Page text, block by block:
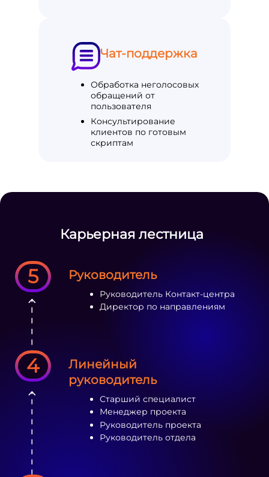
Чат-поддержка
Обработка неголосовых
обращений от
пользователя
Консультирование
клиентов по готовым
скриптам
Карьерная лестница
4
5
Линейный
руководитель
Старший специалист
Менеджер проекта
Руководитель проекта
Руководитель отдела
Руководитель
Руководитель Контакт-центра
Директор по направлениям